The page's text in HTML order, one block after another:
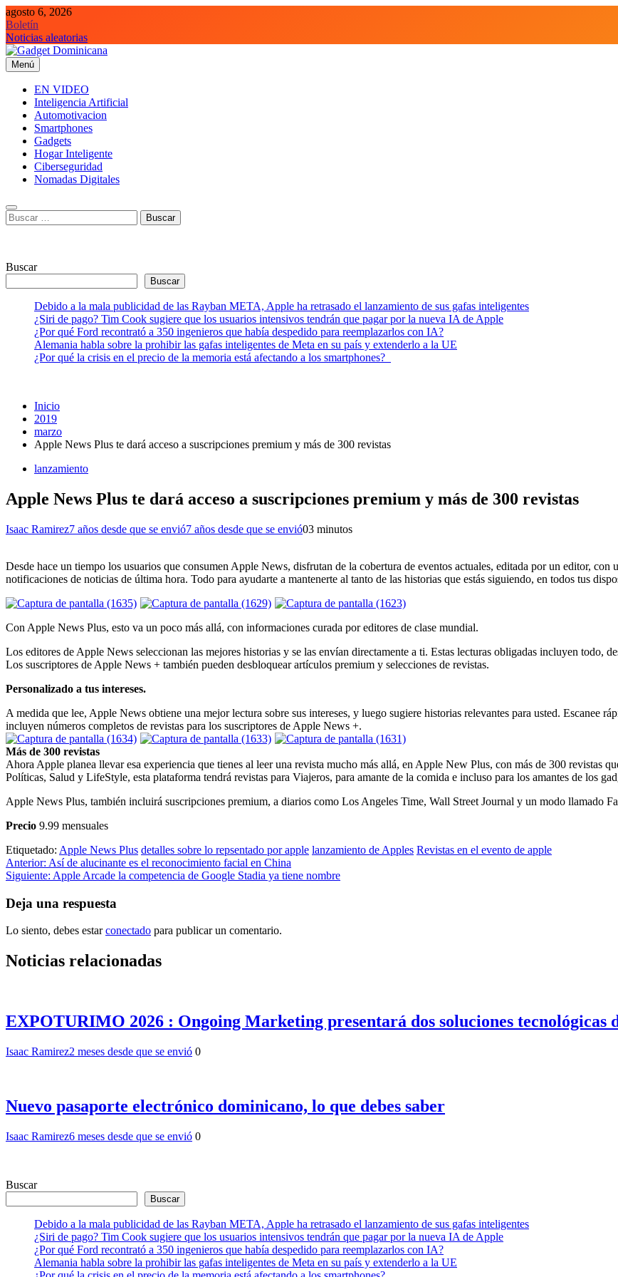
Saltar
al
contenido
agosto 6, 2026
Boletín
Noticias aleatorias
Gadget Dominicana
Gadgets y Tecnología de consumo
Menú
EN VIDEO
Inteligencia Artificial
Automotivacion
Smartphones
Gadgets
Hogar Inteligente
Ciberseguridad
Nomadas Digitales
Buscar:
Buscar
Buscar
Debido a la mala publicidad de las Rayban META, Apple ha retrasado el lanzamiento de sus gafas inteligentes
¿Siri de pago? Tim Cook sugiere que los usuarios intensivos tendrán que pagar por la nueva IA de Apple
¿Por qué Ford recontrató a 350 ingenieros que había despedido para reemplazarlos con IA?
Alemania habla sobre la prohibir las gafas inteligentes de Meta en su país y extenderlo a la UE
¿Por qué la crisis en el precio de la memoria está afectando a los smartphones?
Inicio
2019
marzo
Apple News Plus te dará acceso a suscripciones premium y más de 300 revistas
lanzamiento
Apple News Plus te dará acceso a suscripciones premium y más de 300 revistas
Isaac Ramirez7 años desde que se envió7 años desde que se envió03 minutos
Desde hace un tiempo los usuarios que consumen Apple News, disfrutan de la cobertura de eventos actuales, editada por un editor,
notificaciones de noticias de última hora. Todo para ayudarte a mantenerte al tanto de las historias que estás siguiendo, en todos tus
Con Apple News Plus, esto va un poco más allá, con informaciones curada por editores de clase mundial.
Los editores de Apple News seleccionan las mejores historias y se las envían directamente a ti. Estas lecturas obligadas incluyen todo,
Los suscriptores de Apple News + también pueden desbloquear artículos premium y selecciones de revistas.
Personalizado a tus intereses.
A medida que lee, Apple News obtiene una mejor lectura sobre sus intereses, y luego sugiere historias relevantes para usted. Escanee
incluyen números completos de revistas para los suscriptores de Apple News +.
Más de 300 revistas
Ahora Apple planea llevar esa experiencia que tienes al leer una revista mucho más allá, en Apple New Plus, con más de 300 revistas
Políticas, Salud y LifeStyle, esta plataforma tendrá revistas para Viajeros, para amante de la comida e incluso para los amantes de los
Apple News Plus, también incluirá suscripciones premium, a diarios como Los Angeles Time, Wall Street Journal y un modo llamado
Precio 9.99 mensuales
Etiquetado: Apple News Plus detalles sobre lo repsentado por apple lanzamiento de Apples Revistas en el evento de apple
Navegación
de
entradas
Anterior: Así de alucinante es el reconocimiento facial en China
Siguiente: Apple Arcade la competencia de Google Stadia ya tiene nombre
Deja una respuesta
Lo siento, debes estarconectado para publicar un comentario.
Noticias relacionadas
EXPOTURIMO 2026 : Ongoing Marketing presentará dos soluciones
Isaac Ramirez2 meses desde que se envió 0
Nuevo pasaporte electrónico dominicano, lo que debes saber
Isaac Ramirez6 meses desde que se envió 0
Buscar
Buscar
Debido a la mala publicidad de las Rayban META, Apple ha retrasado el lanzamiento de sus gafas inteligentes
¿Siri de pago? Tim Cook sugiere que los usuarios intensivos tendrán que pagar por la nueva IA de Apple
¿Por qué Ford recontrató a 350 ingenieros que había despedido para reemplazarlos con IA?
Alemania habla sobre la prohibir las gafas inteligentes de Meta en su país y extenderlo a la UE